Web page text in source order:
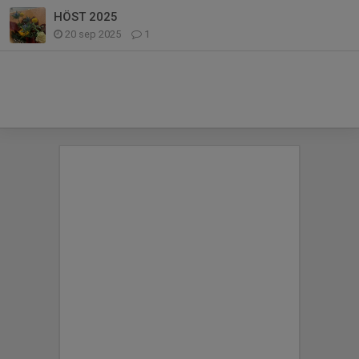
HÖST 2025
20 sep 2025 1